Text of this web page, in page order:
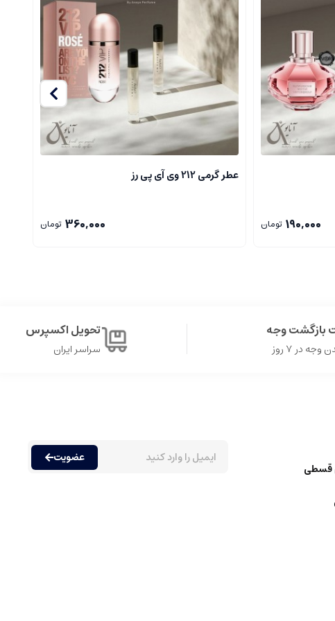
است.
مندی از رایحه های مختلف دارند. عطرها عموما به دسته های متنوعی
190,000 تومان
عطر گرمی 212 وی آی پی رز
360,000 تومان
بازگشت وجه
وجه در ۷ روز
تحویل اکسپرس
سراسر ایران
قسطی
عضویت